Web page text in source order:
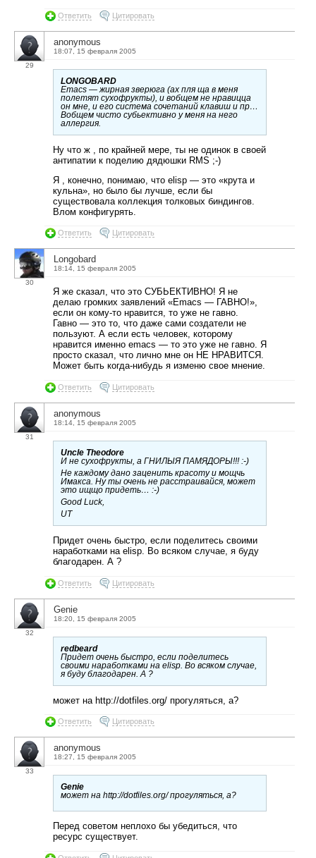
Ответить Цитировать
29
anonymous
18:07, 15 февраля 2005
LONGOBARD
Emacs — жирная зверюга (ах пля ща в меня
полетят сухофрукты), и вобщем не нравицца
он мне, и его система сочетаний клавиш и пр…
Вобщем чисто субьективно у меня на него
аллергия.
Ну что ж , по крайней мере, ты не одинок в своей
антипатии к поделию дядюшки RMS ;-)
Я , конечно, понимаю, что elisp — это «крута и
кульна», но было бы лучше, если бы
существовала коллекция толковых биндингов.
Влом конфигурять.
Ответить Цитировать
30
Longobard
18:14, 15 февраля 2005
Я же сказал, что это СУБЬЕКТИВНО! Я не
делаю громких заявлений «Emacs — ГАВНО!»,
если он кому-то нравится, то уже не гавно.
Гавно — это то, что даже сами создатели не
пользуют. А если есть человек, которому
нравится именно emacs — то это уже не гавно. Я
просто сказал, что лично мне он НЕ НРАВИТСЯ.
Может быть когда-нибудь я изменю свое мнение.
Ответить Цитировать
31
anonymous
18:14, 15 февраля 2005
Uncle Theodore
И не сухофрукты, а ГНИЛЫЯ ПАМЯДОРЫ!!! :-)
Не каждому дано заценить красоту и мощчь
Имакса. Ну ты очень не расстраивайся, может
это ищщо придеть… :-)
Good Luck,
UT
Придет очень быстро, если поделитесь своими
наработками на elisp. Во всяком случае, я буду
благодарен. А ?
Ответить Цитировать
32
Genie
18:20, 15 февраля 2005
redbeard
Придет очень быстро, если поделитесь
своими наработками на elisp. Во всяком случае,
я буду благодарен. А ?
может на http://dotfiles.org/ прогуляться, а?
Ответить Цитировать
33
anonymous
18:27, 15 февраля 2005
Genie
может на http://dotfiles.org/ прогуляться, а?
Перед советом неплохо бы убедиться, что
ресурс существует.